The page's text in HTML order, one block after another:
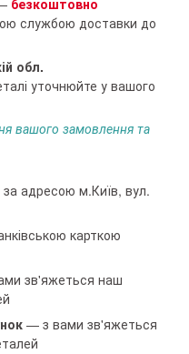
службою доставки до
обл.
уточнюйте у вашого
вашого замовлення та
адресою м.Київ, вул.
карткою
зв'яжеться наш
— з вами зв'яжеться